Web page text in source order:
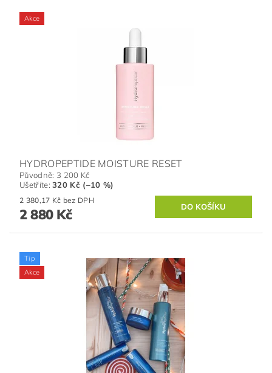
Akce
HYDROPEPTIDE MOISTURE RESET
Původně: 3 200 Kč
Ušetříte:320 Kč (–10 %)
2 380,17 Kč bez DPH
2 880 Kč
Tip
Akce